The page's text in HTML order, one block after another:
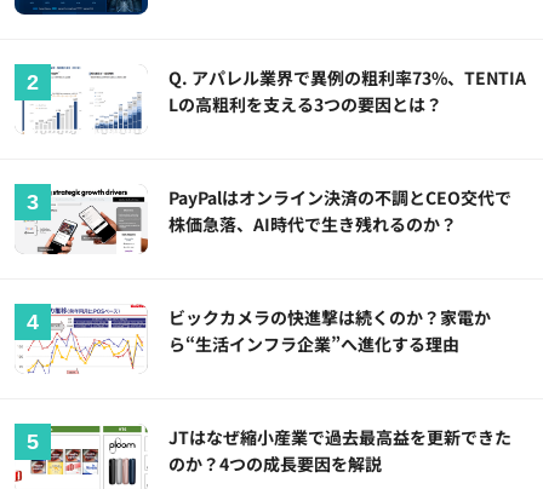
Q. アパレル業界で異例の粗利率73%、TENTIA
Lの高粗利を支える3つの要因とは？
PayPalはオンライン決済の不調とCEO交代で
株価急落、AI時代で生き残れるのか？
ビックカメラの快進撃は続くのか？家電か
ら“生活インフラ企業”へ進化する理由
JTはなぜ縮小産業で過去最高益を更新できた
のか？4つの成長要因を解説